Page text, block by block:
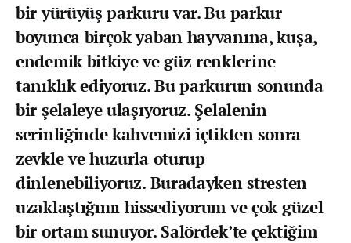
bir yürüyüş parkuru var. Bu parkur
boyunca birçok yaban hayvanına, kuşa,
endemik bitkiye ve güz renklerine
tanıklık ediyoruz. Bu parkurun sonunda
bir şelaleye ulaşıyoruz. Şelalenin
serinliğinde kahvemizi içtikten sonra
zevkle ve huzurla oturup
dinlenebiliyoruz. Buradayken stresten
uzaklaştığımı hissediyorum ve çok güzel
bir ortam sunuyor. Salördek’te çektiğim